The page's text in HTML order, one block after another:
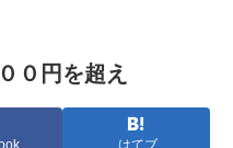
０円を超え
はてブ